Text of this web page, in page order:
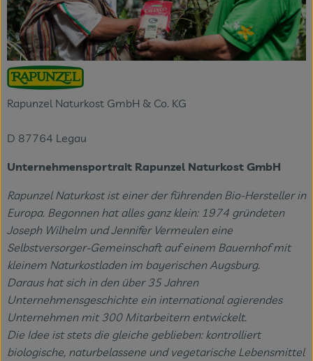
Rapunzel Naturkost GmbH & Co. KG
D 87764 Legau
Unternehmensportrait Rapunzel Naturkost GmbH
Rapunzel Naturkost ist einer der führenden Bio-Hersteller in
Europa. Begonnen hat alles ganz klein: 1974 gründeten
Joseph Wilhelm und Jennifer Vermeulen eine
Selbstversorger-Gemeinschaft auf einem Bauernhof mit
kleinem Naturkostladen im bayerischen Augsburg.
Daraus hat sich in den über 35 Jahren
Unternehmensgeschichte ein international agierendes
Unternehmen mit 300 Mitarbeitern entwickelt.
Die Idee ist stets die gleiche geblieben: kontrolliert
biologische, naturbelassene und vegetarische Lebensmittel